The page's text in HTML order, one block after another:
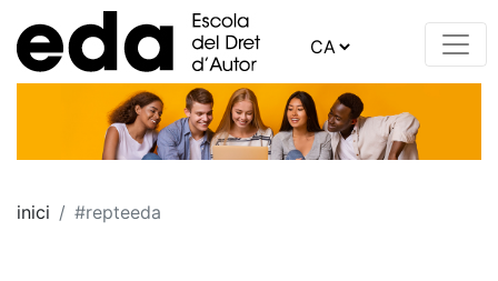
inici #repteeda